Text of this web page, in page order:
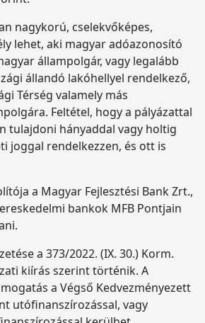
nagykorú, cselekvőképes,
lehet, aki magyar adóazonosító
állampolgár, vagy legalább
állandó lakóhellyel rendelkező,
Térség valamely más
Feltétel, hogy a pályázattal
tulajdoni hányaddal vagy holtig
joggal rendelkezzen, és ott is
a Magyar Fejlesztési Bank Zrt.,
bankok MFB Pontjain
a 373/2022. (IX. 30.) Korm.
kiírás szerint történik. A
a Végső Kedvezményezett
utófinanszírozással, vagy